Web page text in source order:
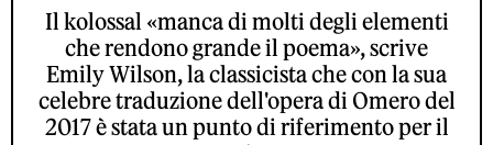
Il kolossal «manca di molti degli elementi
che rendono grande il poema», scrive
Emily Wilson, la classicista che con la sua
celebre traduzione dell'opera di Omero del
2017 è stata un punto di riferimento per il